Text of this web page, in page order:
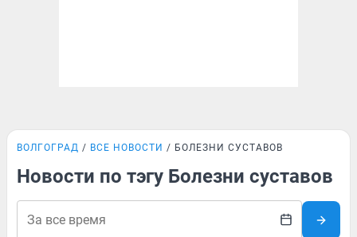
ВОЛГОГРАД ВСЕ НОВОСТИ БОЛЕЗНИ СУСТАВОВ
Новости по тэгу Болезни суставов